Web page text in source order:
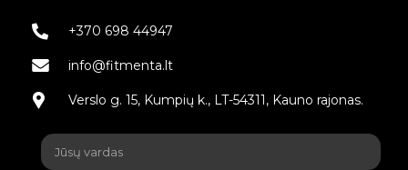
+370 698 44947
info@fitmenta.lt
Verslo g. 15, Kumpių k., LT-54311, Kauno rajonas.